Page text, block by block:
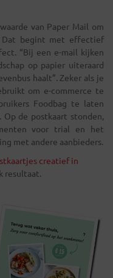
van Paper Mail om
Dat begint met effectief
“Bij een e-mail kijken
op papier uiteraard
haalt”. Zeker als je
om e-commerce te
Foodbag te laten
Op de postkaart stonden,
voor trial en het
met andere aanbieders.
creatief in
resultaat.